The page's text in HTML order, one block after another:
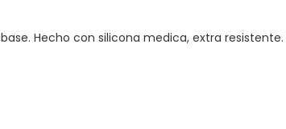
Hecho con silicona medica, extra